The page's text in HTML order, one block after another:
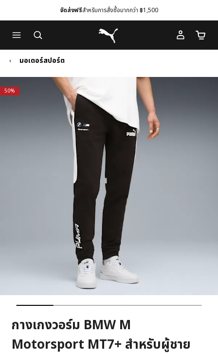
to
Main
content
to
Footer
Content
จัดส่งฟรีสำหรับการสั่งซื้อมากกว่า ฿1,500
Puma โฮม
จำนว
มอเตอร์สปอร์ต
50%
กางเกงวอร์ม BMW M
Motorsport MT7+ สำหรับผู้ชาย